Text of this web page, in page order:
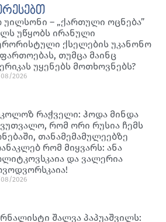
უილსონი – „ქართული ოცნება”
უწყობს ირანული
ქსელების უკანონო
თუმცა მაინც
უყენებს მოთხოვნებს?
2026
რაჭველი: ჰოდა მინდა
რომ ორი რუსია ჩემს
თანამემამულეებზე
რომ მიყვარს: ანა
და ვალერია
2026
შალვა პაპუაშვილს: